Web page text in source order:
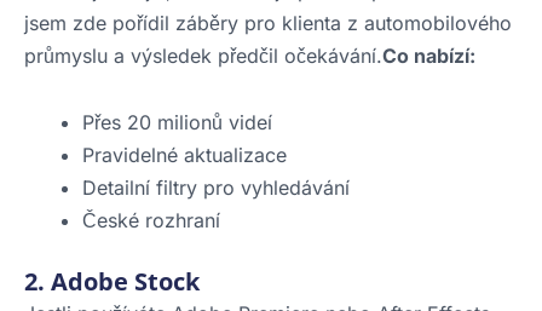
jsem zde pořídil záběry pro klienta z automobilového
průmyslu a výsledek předčil očekávání.Co nabízí:
Přes 20 milionů videí
Pravidelné aktualizace
Detailní filtry pro vyhledávání
České rozhraní
2. Adobe Stock